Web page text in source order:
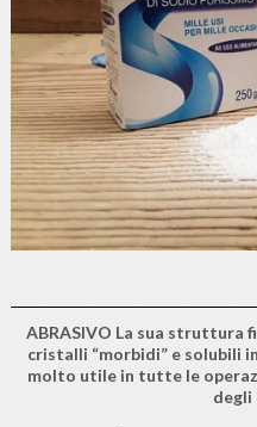
ABRASIVO La sua struttura
cristalli “morbidi” e solubili
molto utile in tutte le